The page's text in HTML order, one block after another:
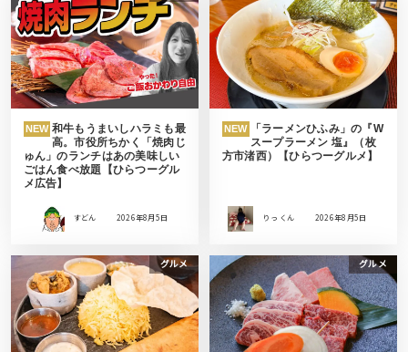
NEW 和牛もうまいしハラミも最
高。市役所ちかく「焼肉じ
ゅん」のランチはあの美味しい
ごはん食べ放題【ひらつーグル
メ広告】
すどん 2026年8月5日
NEW
「ラーメンひふみ」の『W
スープラーメン 塩』（枚
方市渚西）【ひらつーグルメ】
りっ くん 2026年8月5日
グルメ グルメ